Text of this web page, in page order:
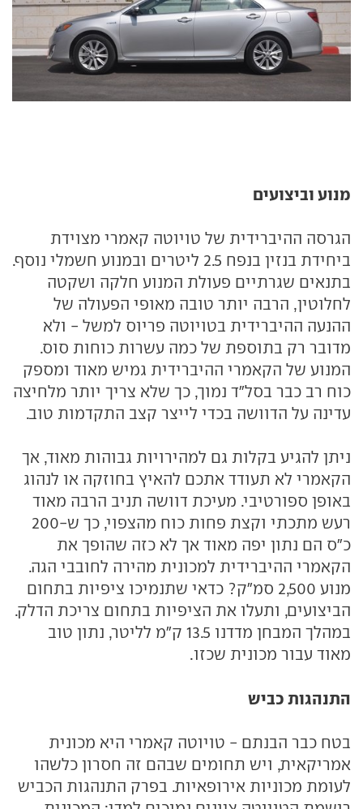
מנוע וביצועים
הגרסה ההיברידית של טויוטה קאמרי מצוידת
ביחידת בנזין בנפח 2.5 ליטרים ובמנוע חשמלי נוסף.
בתנאים שגרתיים פעולת המנוע חלקה ושקטה
לחלוטין, הרבה יותר טובה מאופי הפעולה של
ההנעה ההיברידית בטויוטה פריוס למשל - ולא
מדובר רק בתוספת של כמה עשרות כוחות סוס.
המנוע של הקאמרי ההיברידית גמיש מאוד ומספק
כוח רב כבר בסל"ד נמוך, כך שלא צריך יותר מלחיצה
עדינה על הדוושה בכדי לייצר קצב התקדמות טוב.
ניתן להגיע בקלות גם למהירויות גבוהות מאוד, אך
הקאמרי לא תעודד אתכם להאיץ בחוזקה או לנהוג
באופן ספורטיבי. מעיכת דוושה תניב הרבה מאוד
רעש מתכתי וקצת פחות כוח מהצפוי, כך ש-200
כ"ס הם נתון יפה מאוד אך לא כזה שהופך את
הקאמרי ההיברידית למכונית מהירה לחובבי הגה.
מנוע 2,500 סמ"ק? כדאי שתנמיכו ציפיות בתחום
הביצועים, ותעלו את הציפיות בתחום צריכת הדלק.
במהלך המבחן מדדנו 13.5 ק"מ לליטר, נתון טוב
מאוד עבור מכונית שכזו.
התנהגות כביש
בטח כבר הבנתם - טויוטה קאמרי היא מכונית
אמריקאית, ויש תחומים שבהם זה חסרון כלשהו
לעומת מכוניות אירופאיות. בפרק התנהגות הכביש